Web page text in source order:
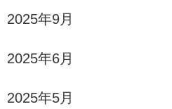
2025年9月
2025年6月
2025年5月